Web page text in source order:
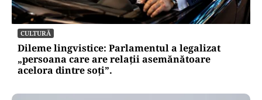
CULTURĂ
Dileme lingvistice: Parlamentul a legalizat
„persoana care are relații asemănătoare
acelora dintre soți”.